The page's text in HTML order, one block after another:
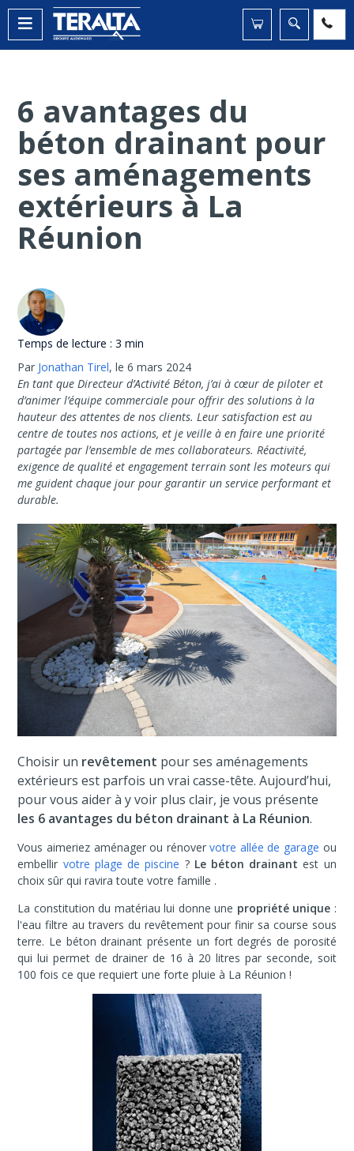
6 avantages du
béton drainant pour
ses aménagements
extérieurs à La
Réunion
Temps de lecture :3 min
Par Jonathan Tirel,le 6 mars 2024
En tant que Directeur d’Activité Béton, j’ai à cœur de piloter et
d’animer l’équipe commerciale pour offrir des solutions à la
hauteur des attentes de nos clients. Leur satisfaction est au
centre de toutes nos actions, et je veille à en faire une priorité
partagée par l’ensemble de mes collaborateurs. Réactivité,
exigence de qualité et engagement terrain sont les moteurs qui
me guident chaque jour pour garantir un service performant et
durable.
Choisir un revêtement pour ses aménagements
extérieurs est parfois un vrai casse-tête. Aujourd’hui,
pour vous aider à y voir plus clair, je vous présente
les 6 avantages du béton drainant à La Réunion.
Vous aimeriez aménager ou rénovervotre allée de garage ou
embellir votre plage de piscine ? Le béton drainant est un
choix sûr qui ravira toute votre famille .
La constitution du matériau lui donne une propriété unique :
l'eau filtre au travers du revêtement pour finir sa course sous
terre. Le béton drainant présente un fort degrés de porosité
qui lui permet de drainer de 16 à 20 litres par seconde, soit
100 fois ce que requiert une forte pluie à La Réunion !